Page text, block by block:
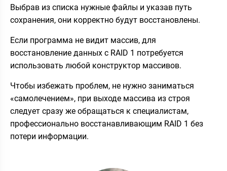
Выбрав из списка нужные файлы и указав путь
сохранения, они корректно будут восстановлены.
Если программа не видит массив, для
восстановление данных с RAID 1 потребуется
использовать любой конструктор массивов.
Чтобы избежать проблем, не нужно заниматься
«самолечением», при выходе массива из строя
следует сразу же обращаться к специалистам,
профессионально восстанавливающим RAID 1 без
потери информации.